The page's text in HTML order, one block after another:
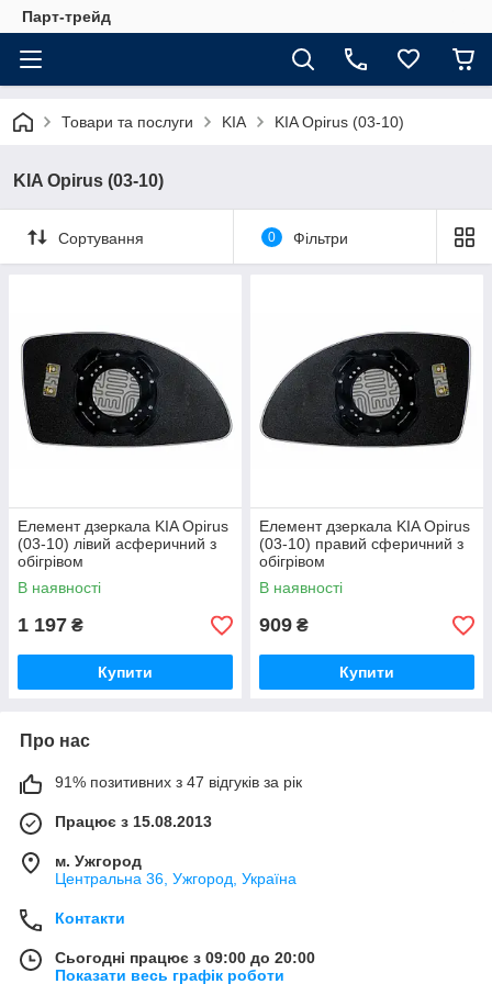
Парт-трейд
Товари та послуги KIA KIA Opirus (03-10)
KIA Opirus (03-10)
Сортування 0 Фільтри
Елемент дзеркала KIA Opirus
(03-10) лівий асферичний з
обігрівом
В наявності
1 197 ₴
Купити
Елемент дзеркала KIA Opirus
(03-10) правий сферичний з
обігрівом
В наявності
909 ₴
Купити
Про нас
91% позитивних з 47 відгуків за рік
Працює з 15.08.2013
м. Ужгород
Центральна 36, Ужгород, Україна
Контакти
Сьогодні працює з 09:00 до 20:00
Показати весь графік роботи